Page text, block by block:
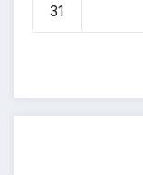
31